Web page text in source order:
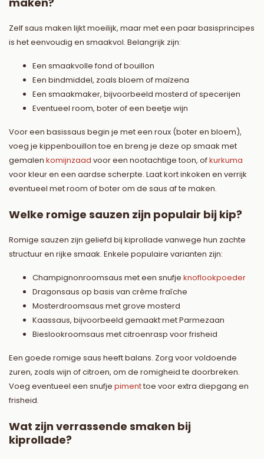
Zelf saus maken lijkt moeilijk, maar met een paar basisprincipes
is het eenvoudig en smaakvol. Belangrijk zijn:
Een smaakvolle fond of bouillon
Een bindmiddel, zoals bloem of maïzena
Een smaakmaker, bijvoorbeeld mosterd of specerijen
Eventueel room, boter of een beetje wijn
Voor een basissaus begin je met een roux (boter en bloem),
voeg je kippenbouillon toe en breng je deze op smaak met
gemalen komijnzaad voor een nootachtige toon, ofkurkuma
voor kleur en een aardse scherpte. Laat kort inkoken en verrijk
eventueel met room of boter om de saus af te maken.
Welke romige sauzen zijn populair bij kip?
Romige sauzen zijn geliefd bij kiprollade vanwege hun zachte
structuur en rijke smaak. Enkele populaire varianten zijn:
Champignonroomsaus met een snufje knoflookpoeder
Dragonsaus op basis van crème fraîche
Mosterdroomsaus met grove mosterd
Kaassaus, bijvoorbeeld gemaakt met Parmezaan
Bieslookroomsaus met citroenrasp voor frisheid
Een goede romige saus heeft balans. Zorg voor voldoende
zuren, zoals wijn of citroen, om de romigheid te doorbreken.
Voeg eventueel een snufje pimenttoe voor extra diepgang en
frisheid.
Wat zijn verrassende smaken bij
kiprollade?